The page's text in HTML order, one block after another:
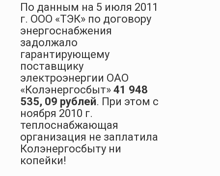
По данным на 5 июля 2011
г. ООО «ТЭК» по договору
энергоснабжения
задолжало
гарантирующему
поставщику
электроэнергии ОАО
«Колэнергосбыт» 41 948
535, 09 рублей. При этом с
ноября 2010 г.
теплоснабжающая
организация не заплатила
Колэнергосбыту ни
копейки!